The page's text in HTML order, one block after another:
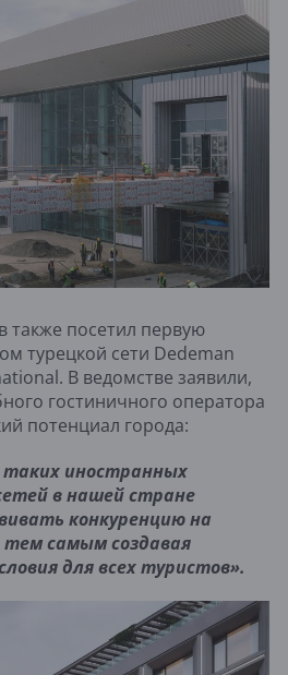
посетил первую
турецкой сети Dedeman
В ведомстве заявили,
гостиничного оператора
потенциал города:
иностранных
в нашей стране
конкуренцию на
самым создавая
для всех туристов».